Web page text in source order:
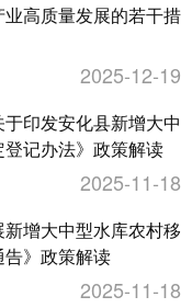
高质量发展的若干措
2025-12-19
印发安化县新增大中
记办法》政策解读
2025-11-18
增大中型水库农村移
》政策解读
2025-11-18